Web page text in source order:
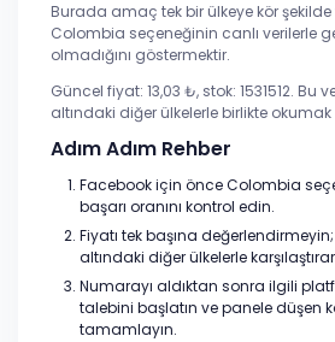
Burada amaç tek bir ülkeye kör
Colombia seçeneğinin canlı verilerle
olmadığını göstermektir.
Güncel fiyat: 13,03 ₺, stok: 1531512. Bu
altındaki diğer ülkelerle birlikte okumak
Adım Adım Rehber
Facebook için önce Colombia
başarı oranını kontrol edin.
Fiyatı tek başına
altındaki diğer ülkelerle
Numarayı aldıktan sonra ilgili
talebini başlatın ve panele düşen
tamamlayın.